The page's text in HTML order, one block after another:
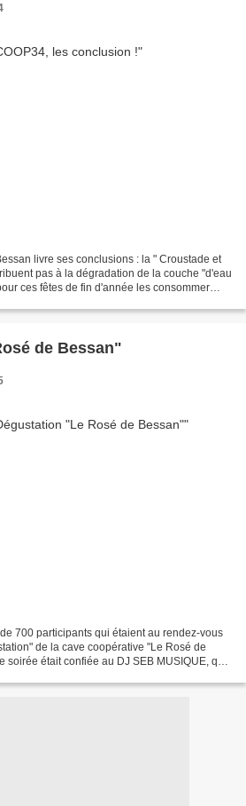
livre ses conclusions : la " Croustade et
pas à la dégradation de la couche "d'eau
ces fêtes de fin d'année les consommer
de Bessan"
700 participants qui étaient au rendez-vous
de la cave coopérative "Le Rosé de
soirée était confiée au DJ SEB MUSIQUE, qui